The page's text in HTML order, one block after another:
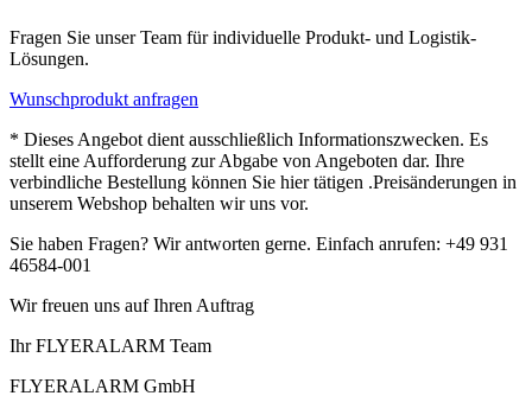
Fragen Sie unser Team für individuelle Produkt- und Logistik-
Lösungen.
Wunschprodukt anfragen
* Dieses Angebot dient ausschließlich Informationszwecken. Es
stellt eine Aufforderung zur Abgabe von Angeboten dar. Ihre
verbindliche Bestellung können Sie hier tätigen .Preisänderungen in
unserem Webshop behalten wir uns vor.
Sie haben Fragen? Wir antworten gerne. Einfach anrufen: +49 931
46584-001
Wir freuen uns auf Ihren Auftrag
Ihr FLYERALARM Team
FLYERALARM GmbH